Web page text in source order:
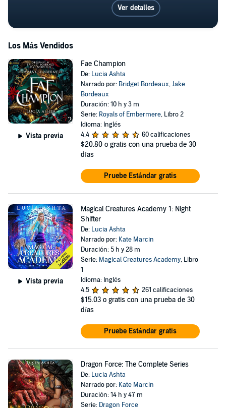
Ver detalles
Los Más Vendidos
Vista previa
Fae Champion
De: Lucia Ashta
Narrado por: Bridget Bordeaux,Jake
Bordeaux
Duración: 10 h y 3 m
Serie: Royals of Embermere, Libro 2
Idioma: Inglés
4.4
60 calificaciones
$20.80 o gratis con una prueba de 30
días
Pruebe Estándar gratis
Vista previa
Magical Creatures Academy 1: Night
Shifter
De: Lucia Ashta
Narrado por: Kate Marcin
Duración: 5 h y 28 m
Serie: Magical Creatures Academy, Libro
1
Idioma: Inglés
4.5
261 calificaciones
$15.03 o gratis con una prueba de 30
días
Pruebe Estándar gratis
Dragon Force: The Complete Series
De: Lucia Ashta
Narrado por: Kate Marcin
Duración: 14 h y 47 m
Serie: Dragon Force